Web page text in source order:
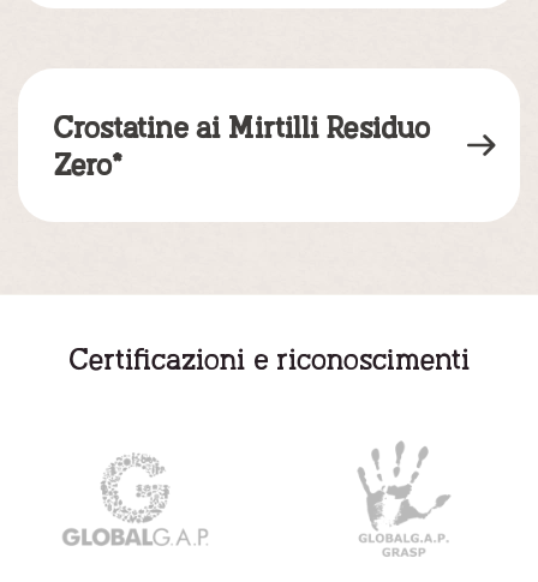
Crostatine ai Mirtilli Residuo
Zero*
Certificazioni e riconoscimenti